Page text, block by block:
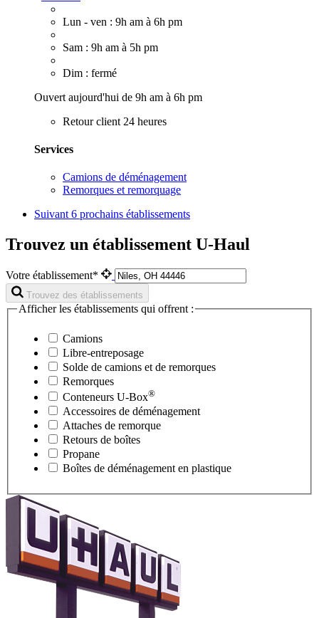
Lun - ven : 9h am à 6h pm
Sam : 9h am à 5h pm
Dim : fermé
Ouvert aujourd'hui de 9h am à 6h pm
Retour client 24 heures
Services
Camions de déménagement
Remorques et remorquage
Suivant 6 prochains établissements
Trouvez un établissement U-Haul
Votre établissement*
Trouvez des établissements
Afficher les établissements qui offrent :
Camions
Libre-entreposage
Solde de camions et de remorques
Remorques
Conteneurs U-Box®
Accessoires de déménagement
Attaches de remorque
Retours de boîtes
Propane
Boîtes de déménagement en plastique